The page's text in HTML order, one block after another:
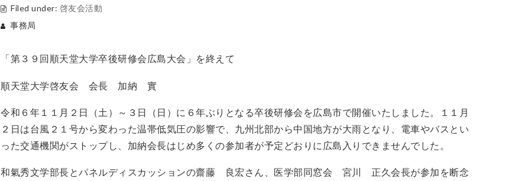
Filed under: 啓友会活動
事務局
「第３９回順天堂大学卒後研修会広島大会」を終えて
順天堂大学啓友会 会長 加納 實
令和６年１１月２日（土）～３日（日）に６年ぶりとなる卒後研修会を広島市で開催いたしました。１１月
２日は台風２１号から変わった温帯低気圧の影響で、九州北部から中国地方が大雨となり、電車やバスとい
った交通機関がストップし、加納会長はじめ多くの参加者が予定どおりに広島入りできませんでした。
和氣秀文学部長とパネルディスカッションの齋藤 良宏さん、医学部同窓会 宮川 正久会長が参加を断念